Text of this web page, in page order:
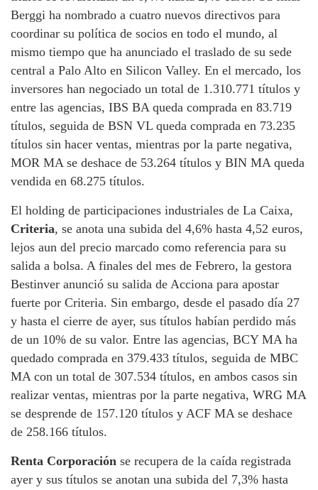
Berggi ha nombrado a cuatro nuevos directivos para
coordinar su política de socios en todo el mundo, al
mismo tiempo que ha anunciado el traslado de su sede
central a Palo Alto en Silicon Valley. En el mercado, los
inversores han negociado un total de 1.310.771 títulos y
entre las agencias, IBS BA queda comprada en 83.719
títulos, seguida de BSN VL queda comprada en 73.235
títulos sin hacer ventas, mientras por la parte negativa,
MOR MA se deshace de 53.264 títulos y BIN MA queda
vendida en 68.275 títulos.
El holding de participaciones industriales de La Caixa,
Criteria, se anota una subida del 4,6% hasta 4,52 euros,
lejos aun del precio marcado como referencia para su
salida a bolsa. A finales del mes de Febrero, la gestora
Bestinver anunció su salida de Acciona para apostar
fuerte por Criteria. Sin embargo, desde el pasado día 27
y hasta el cierre de ayer, sus títulos habían perdido más
de un 10% de su valor. Entre las agencias, BCY MA ha
quedado comprada en 379.433 títulos, seguida de MBC
MA con un total de 307.534 títulos, en ambos casos sin
realizar ventas, mientras por la parte negativa, WRG MA
se desprende de 157.120 títulos y ACF MA se deshace
de 258.166 títulos.
Renta Corporación se recupera de la caída registrada
ayer y sus títulos se anotan una subida del 7,3% hasta